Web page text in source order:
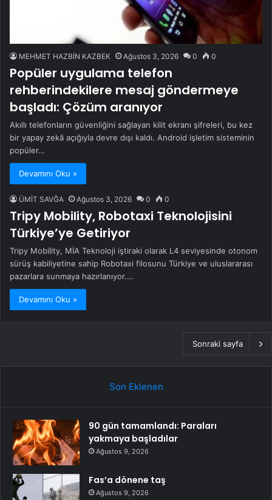
MEHMET HAZBİN KAZBEK Ağustos 3, 2026 0 0
Popüler uygulama telefon
rehberindekilere mesaj göndermeye
başladı: Çözüm aranıyor
Akıllı telefonların güvenliğini sağlayan kilit ekranı şifreleri, bu kez
bir yapay zekâ açığıyla devre dışı kaldı. Android işletim sisteminin
popüler…
Devamını Oku »
ÜMİT SAVĞA Ağustos 3, 2026 0 0
Tripy Mobility, Robotaxi Teknolojisini
Türkiye’ye Getiriyor
Tripy Mobility, MİA Teknoloji iştiraki olarak L4 seviyesinde otonom
sürüş kabiliyetine sahip Robotaxi filosunu Türkiye ve uluslararası
pazarlara sunmaya hazırlanıyor.…
Devamını Oku »
Sonraki sayfa
Son Eklenen
90 gün tamamlandı: Paraları
yakmaya başladılar
Ağustos 9, 2026
Fas’a dönene taş
Ağustos 9, 2026